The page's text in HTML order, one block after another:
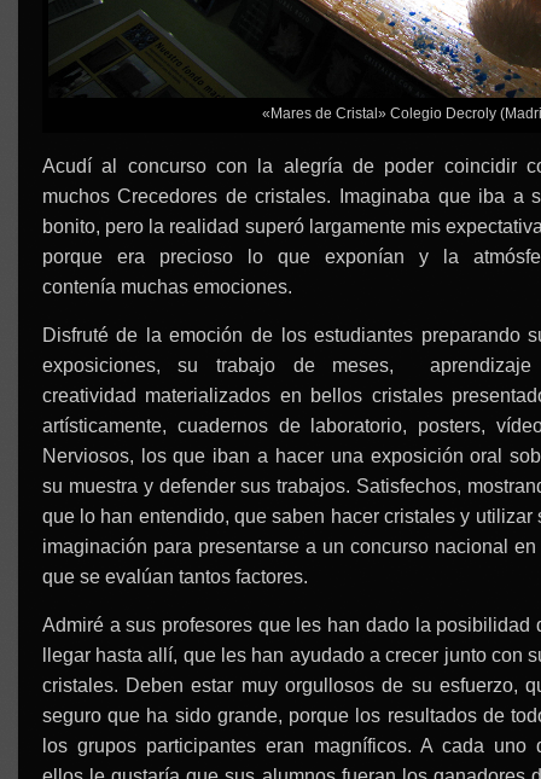
«Mares de Cristal» Colegio Decroly
Acudí al concurso con la alegría de poder coincidir
muchos Crecedores de cristales. Imaginaba que iba a
bonito, pero la realidad superó largamente mis
porque era precioso lo que exponían y la
contenía muchas emociones.
Disfruté de la emoción de los estudiantes preparando
exposiciones, su trabajo de meses,
creatividad materializados en bellos cristales
artísticamente, cuadernos de laboratorio, posters,
Nerviosos, los que iban a hacer una exposición oral
su muestra y defender sus trabajos. Satisfechos,
que lo han entendido, que saben hacer cristales y utilizar
imaginación para presentarse a un concurso nacional en
que se evalúan tantos factores.
Admiré a sus profesores que les han dado la posibilidad
llegar hasta allí, que les han ayudado a crecer junto con
cristales. Deben estar muy orgullosos de su esfuerzo,
seguro que ha sido grande, porque los resultados de
los grupos participantes eran magníficos. A cada uno